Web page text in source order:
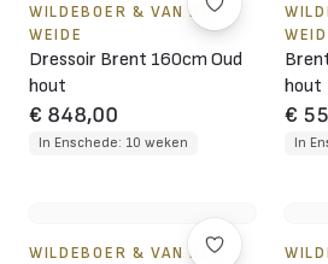
WILDEBOER & VAN DER
WEIDE
Dressoir Brent 160cm Oud
hout
€ 848,00
In Enschede: 10 weken
hout
€
In
WILDEBOER & VAN DER